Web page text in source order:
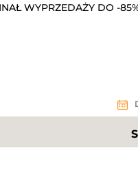
WYPRZEDAŻY DO -